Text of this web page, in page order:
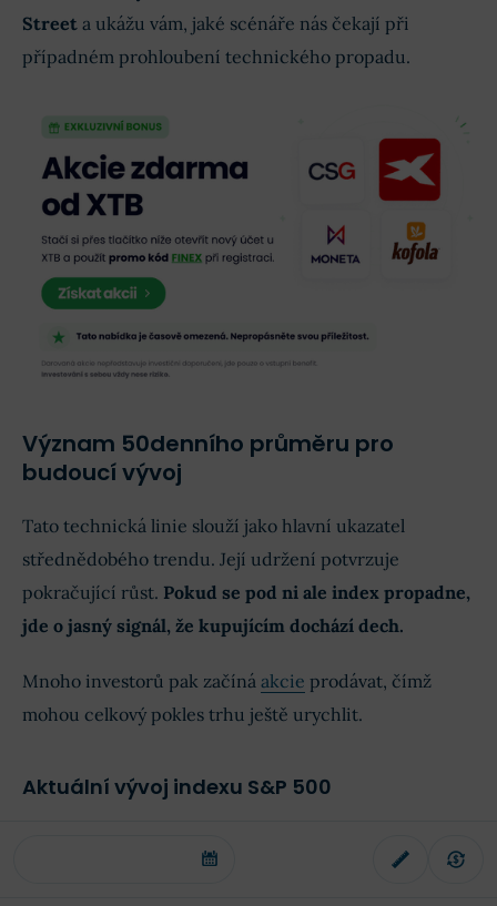
Street a ukážu vám, jaké scénáře nás čekají při
případném prohloubení technického propadu.
Význam 50denního průměru pro
budoucí vývoj
Tato technická linie slouží jako hlavní ukazatel
střednědobého trendu. Její udržení potvrzuje
pokračující růst. Pokud se pod ni ale index propadne,
jde o jasný signál, že kupujícím dochází dech.
Mnoho investorů pak začíná akcie prodávat, čímž
mohou celkový pokles trhu ještě urychlit.
Aktuální vývoj indexu S&P 500